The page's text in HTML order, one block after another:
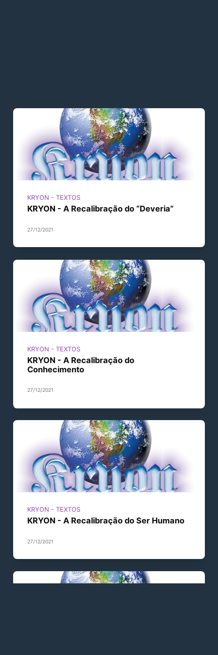
KRYON - TEXTOS
KRYON - A Recalibração do “Deveria”
27/12/2021
KRYON - TEXTOS
KRYON - A Recalibração do
Conhecimento
27/12/2021
KRYON - TEXTOS
KRYON - A Recalibração do Ser Humano
27/12/2021